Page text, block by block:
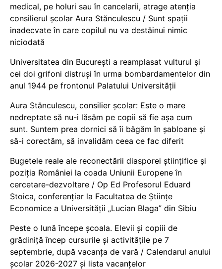
medical, pe holuri sau în cancelarii, atrage atenția
consilierul școlar Aura Stănculescu / Sunt spații
inadecvate în care copilul nu va destăinui nimic
niciodată
Universitatea din București a reamplasat vulturul și
cei doi grifoni distruși în urma bombardamentelor din
anul 1944 pe frontonul Palatului Universității
Aura Stănculescu, consilier școlar: Este o mare
nedreptate să nu-i lăsăm pe copii să fie așa cum
sunt. Suntem prea dornici să îi băgăm în șabloane și
să-i corectăm, să invalidăm ceea ce fac diferit
Bugetele reale ale reconectării diasporei științifice și
poziția României la coada Uniunii Europene în
cercetare-dezvoltare / Op Ed Profesorul Eduard
Stoica, conferențiar la Facultatea de Științe
Economice a Universității „Lucian Blaga” din Sibiu
Peste o lună începe școala. Elevii și copiii de
grădiniță încep cursurile și activitățile pe 7
septembrie, după vacanța de vară / Calendarul anului
școlar 2026-2027 și lista vacanțelor